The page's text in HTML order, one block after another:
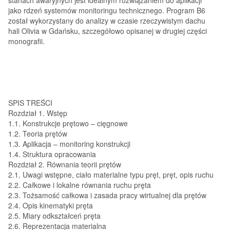
jako rdzeń systemów monitoringu technicznego. Program B6
został wykorzystany do analizy w czasie rzeczywistym dachu
hali Olivia w Gdańsku, szczegółowo opisanej w drugiej części
monografii.
SPIS TREŚCI
Rozdział 1. Wstęp
1.1. Konstrukcje prętowo – cięgnowe
1.2. Teoria prętów
1.3. Aplikacja – monitoring konstrukcji
1.4. Struktura opracowania
Rozdział 2. Równania teorii prętów
2.1. Uwagi wstępne, ciało materialne typu pręt, pręt, opis ruchu
2.2. Całkowe i lokalne równania ruchu pręta
2.3. Tożsamość całkowa i zasada pracy wirtualnej dla prętów
2.4. Opis kinematyki pręta
2.5. Miary odkształceń pręta
2.6. Reprezentacja materialna